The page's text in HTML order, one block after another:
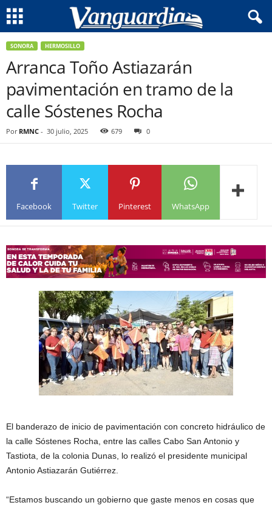
SONORA HERMOSILLO
Arranca Toño Astiazarán
pavimentación en tramo de la
calle Sóstenes Rocha
Por RMNC - 30 julio, 2025 679 0
Facebook Twitter Pinterest WhatsApp
El banderazo de inicio de pavimentación con concreto hidráulico de
la calle Sóstenes Rocha, entre las calles Cabo San Antonio y
Tastiota, de la colonia Dunas, lo realizó el presidente municipal
Antonio Astiazarán Gutiérrez.
“Estamos buscando un gobierno que gaste menos en cosas que